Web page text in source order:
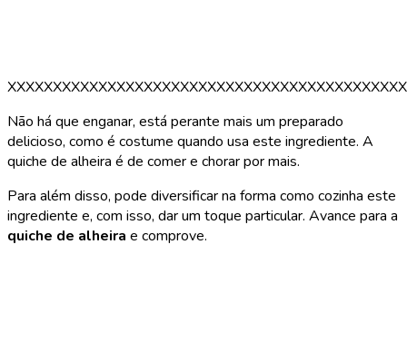
Não há que enganar, está perante mais um preparado
delicioso, como é costume quando usa este ingrediente. A
quiche de alheira é de comer e chorar por mais.
Para além disso, pode diversificar na forma como cozinha este
ingrediente e, com isso, dar um toque particular. Avance para a
quiche de alheira e comprove.